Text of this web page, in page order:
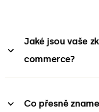
Jaké jsou vaše
commerce?
10 let. Učíme se
Co přesně